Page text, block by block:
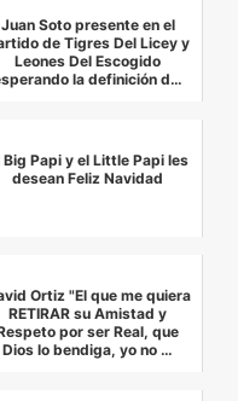
Juan Soto presente en el
de Tigres Del Licey y
Leones Del Escogido
la definición d…
Big Papi y el Little Papi les
desean Feliz Navidad
Ortiz "El que me quiera
RETIRAR su Amistad y
por ser Real, que
Dios lo bendiga, yo no …